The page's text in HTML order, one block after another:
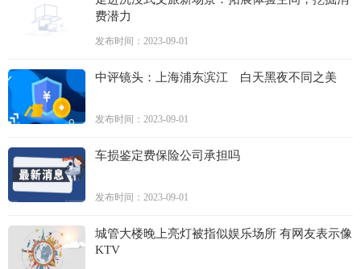
费潜力
发布时间：2023-09-01
中评镜头：上海浦东滨江 白天黑夜不同之美
发布时间：2023-09-01
车损鉴定费保险公司承担吗
发布时间：2023-09-01
城管大楼晚上亮灯被指似娱乐场所 有网友表示像
KTV